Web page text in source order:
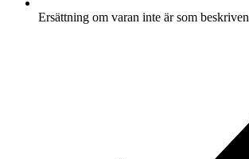
Ersättning om varan inte är som beskriven